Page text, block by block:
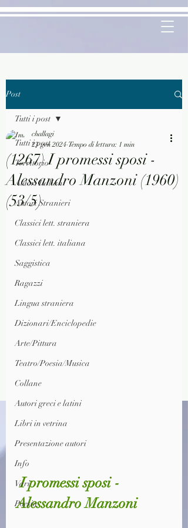
Post
Tutti i post
Territorio
Autori Italiani
Autori Stranieri
Classici lett. straniera
Classici lett. italiana
Saggistica
Ragazzi
Lingua straniera
Dizionari/Enciclopedie
Arte/Pittura
Teatro/Poesia/Musica
Collane
Autori greci e latini
Libri in vetrina
Presentazione autori
Info
Vari
Poesia
Tutti i post
(1267) I promessi sposi -
Alessandro Manzoni (1960)
(53/5)
challagi
23 gen 2024 Tempo di lettura: 1 min
I promessi sposi -
Alessandro Manzoni